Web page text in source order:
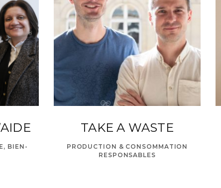
BIEN-
TAKE A WASTE
PRODUCTION & CONSOMMATION
RESPONSABLES